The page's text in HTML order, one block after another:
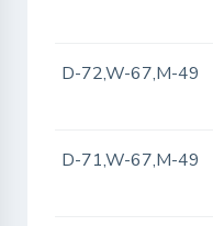
D-72,W-67,M-49
D-71,W-67,M-49